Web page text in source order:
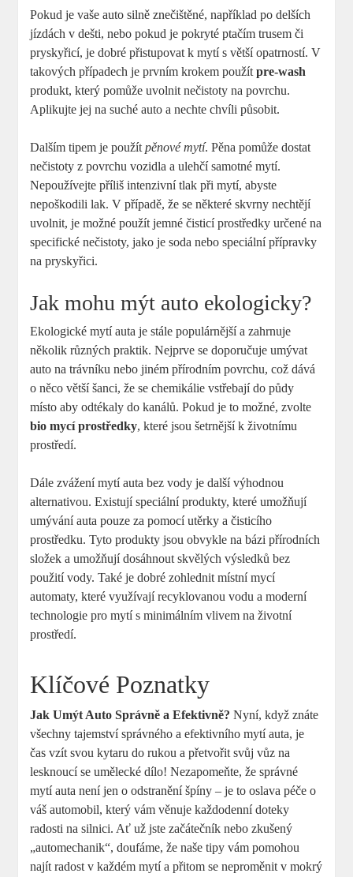
Pokud je vaše auto silně znečištěné, například po delších
jízdách v dešti, nebo pokud je pokryté ptačím trusem či
pryskyřicí, je dobré přistupovat k mytí s větší opatrností. V
takových případech je prvním krokem použítpre-wash
produkt, který pomůže uvolnit nečistoty na povrchu.
Aplikujte jej na suché auto a nechte chvíli působit.
Dalším tipem je použítpěnové mytí. Pěna pomůže dostat
nečistoty z povrchu vozidla a ulehčí samotné mytí.
Nepoužívejte příliš intenzivní tlak při mytí, abyste
nepoškodili lak. V případě, že se některé skvrny nechtějí
uvolnit, je možné použít jemné čisticí prostředky určené na
specifické nečistoty, jako je soda nebo speciální přípravky
na pryskyřici.
Jak mohu mýt auto ekologicky?
Ekologické mytí auta je stále populárnější a zahrnuje
několik různých praktik. Nejprve se doporučuje umývat
auto na trávníku nebo jiném přírodním povrchu, což dává
o něco větší šanci, že se chemikálie vstřebají do půdy
místo aby odtékaly do kanálů. Pokud je to možné, zvolte
bio mycí prostředky, které jsou šetrnější k životnímu
prostředí.
Dále zvážení mytí auta bez vody je další výhodnou
alternativou. Existují speciální produkty, které umožňují
umývání auta pouze za pomocí utěrky a čisticího
prostředku. Tyto produkty jsou obvykle na bázi přírodních
složek a umožňují dosáhnout skvělých výsledků bez
použití vody. Také je dobré zohlednit místní mycí
automaty, které využívají recyklovanou vodu a moderní
technologie pro mytí s minimálním vlivem na životní
prostředí.
Klíčové Poznatky
Jak Umýt Auto Správně a Efektivně? Nyní, když znáte
všechny tajemství správného a efektivního mytí auta, je
čas vzít svou kytaru do rukou a přetvořit svůj vůz na
lesknoucí se umělecké dílo! Nezapomeňte, že správné
mytí auta není jen o odstranění špíny – je to oslava péče o
váš automobil, který vám věnuje každodenní doteky
radosti na silnici. Ať už jste začátečník nebo zkušený
„automechanik“, doufáme, že naše tipy vám pomohou
najít radost v každém mytí a přitom se neproměnit v mokrý